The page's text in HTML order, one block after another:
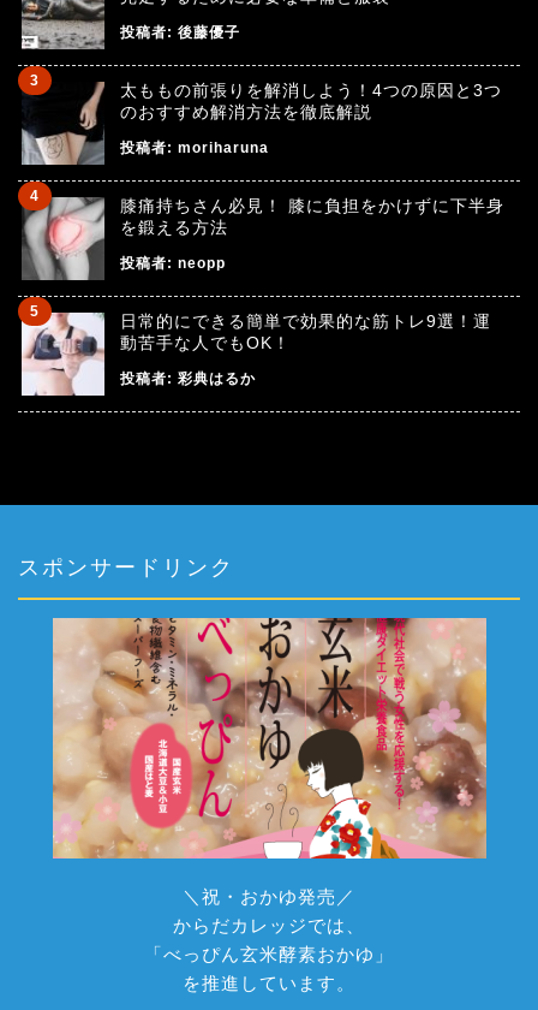
投稿者: 後藤優子
太ももの前張りを解消しよう！4つの原因と3つ
のおすすめ解消方法を徹底解説
投稿者: moriharuna
膝痛持ちさん必見！ 膝に負担をかけずに下半身
を鍛える方法
投稿者: neopp
日常的にできる簡単で効果的な筋トレ9選！運
動苦手な人でもOK！
投稿者: 彩典はるか
スポンサードリンク
＼祝・おかゆ発売／
からだカレッジでは、
「べっぴん玄米酵素おかゆ」
を推進しています。